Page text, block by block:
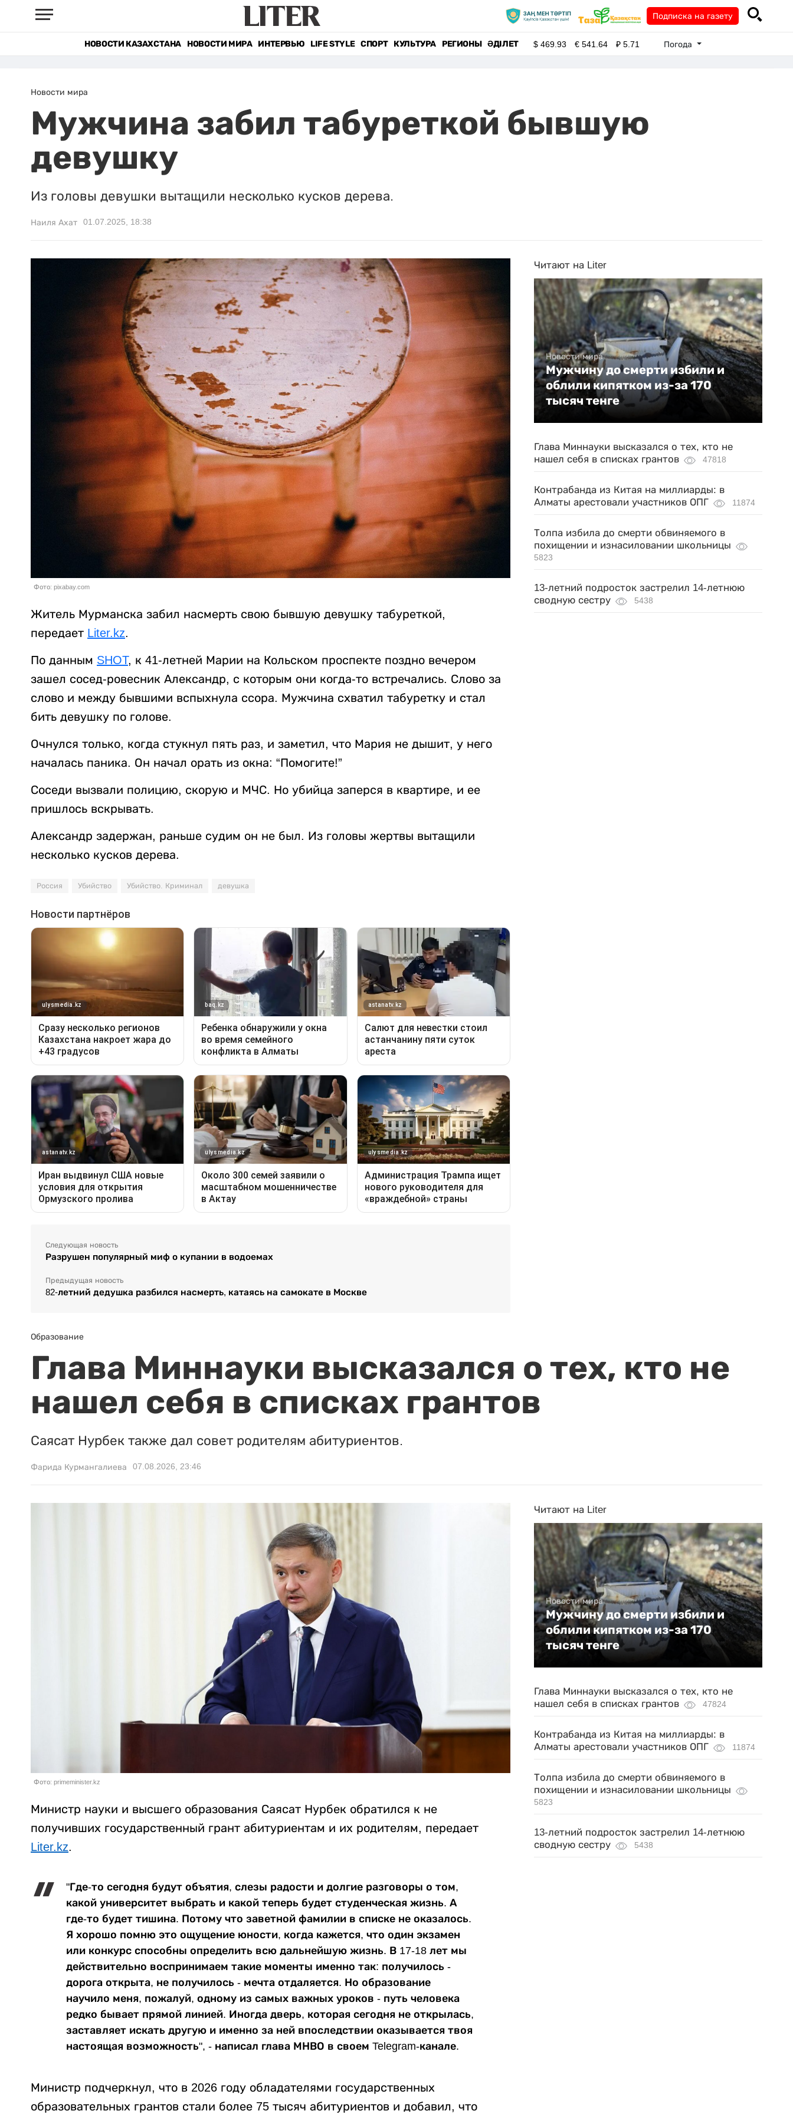
Подписка на газету
НОВОСТИ КАЗАХСТАНА НОВОСТИ МИРА ИНТЕРВЬЮ LIFE STYLE СПОРТ КУЛЬТУРА РЕГИОНЫ ӘДІЛЕТ $469.93 €541.64 ₽5.71 Погода
Новости мира
Мужчина забил табуреткой бывшую
девушку
Из головы девушки вытащили несколько кусков дерева.
Наиля Ахат 01.07.2025, 18:38
Фото: pixabay.com
Житель Мурманска забил насмерть свою бывшую девушку табуреткой,
передает Liter.kz.
По данным SHOT, к 41-летней Марии на Кольском проспекте поздно вечером
зашел сосед-ровесник Александр, с которым они когда-то встречались. Слово за
слово и между бывшими вспыхнула ссора. Мужчина схватил табуретку и стал
бить девушку по голове.
Очнулся только, когда стукнул пять раз, и заметил, что Мария не дышит, у него
началась паника. Он начал орать из окна: “Помогите!”
Соседи вызвали полицию, скорую и МЧС. Но убийца заперся в квартире, и ее
пришлось вскрывать.
Александр задержан, раньше судим он не был. Из головы жертвы вытащили
несколько кусков дерева.
Россия Убийство Убийство. Криминал девушка
Следующая новость
Разрушен популярный миф о купании в водоемах
Предыдущая новость
82-летний дедушка разбился насмерть, катаясь на самокате в Москве
Читают на Liter
Новости мира
Мужчину до смерти избили и
облили кипятком из-за 170
тысяч тенге
Глава Миннауки высказался о тех, кто не
нашел себя в списках грантов
47818
Контрабанда из Китая на миллиарды: в
Алматы арестовали участников ОПГ
11874
Толпа избила до смерти обвиняемого в
похищении и изнасиловании школьницы
5823
13-летний подросток застрелил 14-летнюю
сводную сестру
5438
Образование
Глава Миннауки высказался о тех, кто не
нашел себя в списках грантов
Саясат Нурбек также дал совет родителям абитуриентов.
Фарида Курмангалиева 07.08.2026, 23:46
Фото: primeminister.kz
Министр науки и высшего образования Саясат Нурбек обратился к не
получивших государственный грант абитуриентам и их родителям, передает
Liter.kz.
"Где-то сегодня будут объятия, слезы радости и долгие разговоры о том,
какой университет выбрать и какой теперь будет студенческая жизнь. А
где-то будет тишина. Потому что заветной фамилии в списке не оказалось.
Я хорошо помню это ощущение юности, когда кажется, что один экзамен
или конкурс способны определить всю дальнейшую жизнь. В 17-18 лет мы
действительно воспринимаем такие моменты именно так: получилось -
дорога открыта, не получилось - мечта отдаляется. Но образование
научило меня, пожалуй, одному из самых важных уроков - путь человека
редко бывает прямой линией. Иногда дверь, которая сегодня не открылась,
заставляет искать другую и именно за ней впоследствии оказывается твоя
настоящая возможность", - написал глава МНВО в своем Telegram-канале.
Министр подчеркнул, что в 2026 году обладателями государственных
образовательных грантов стали более 75 тысяч абитуриентов и добавил, что
Читают на Liter
Новости мира
Мужчину до смерти избили и
облили кипятком из-за 170
тысяч тенге
Глава Миннауки высказался о тех, кто не
нашел себя в списках грантов
47824
Контрабанда из Китая на миллиарды: в
Алматы арестовали участников ОПГ
11874
Толпа избила до смерти обвиняемого в
похищении и изнасиловании школьницы
5823
13-летний подросток застрелил 14-летнюю
сводную сестру
5438